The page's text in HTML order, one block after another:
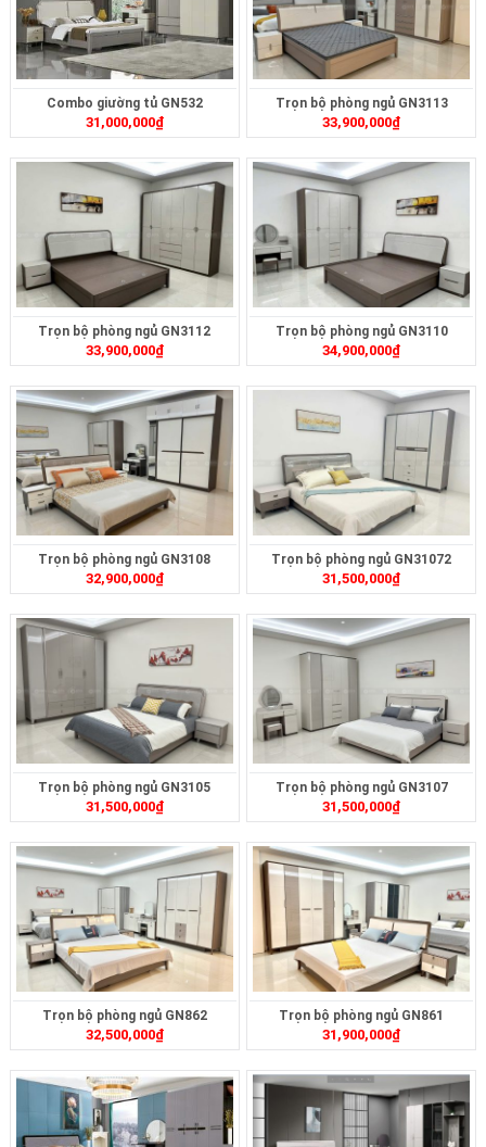
Combo giường tủ GN532
31,000,000₫
Trọn bộ phòng ngủ GN3113
33,900,000₫
Trọn bộ phòng ngủ GN3112
33,900,000₫
Trọn bộ phòng ngủ GN3110
34,900,000₫
Trọn bộ phòng ngủ GN3108
32,900,000₫
Trọn bộ phòng ngủ GN31072
31,500,000₫
Trọn bộ phòng ngủ GN3105
31,500,000₫
Trọn bộ phòng ngủ GN3107
31,500,000₫
Trọn bộ phòng ngủ GN862
32,500,000₫
Trọn bộ phòng ngủ GN861
31,900,000₫